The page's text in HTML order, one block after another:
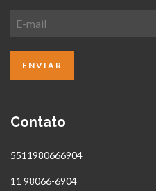
Contato
5511980666904
11 98066-6904